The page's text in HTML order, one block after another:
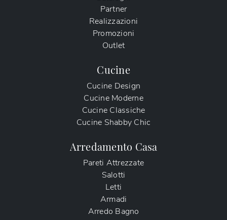
Partner
Realizzazioni
Promozioni
Outlet
Cucine
Cucine Design
Cucine Moderne
Cucine Classiche
Cucine Shabby Chic
Arredamento Casa
Pareti Attrezzate
Salotti
Letti
Armadi
Arredo Bagno